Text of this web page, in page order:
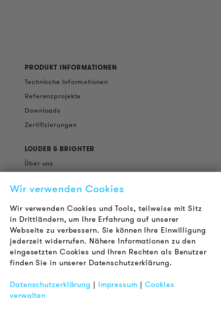
PRODUKT INFORMATIONEN
Technische Informationen
Referenzprojekte
Downloads
Zertifizierungen
LOUDER & BRIGHTER
Über uns
Karriere
Newsletter
RECHTLICHES
AGB
Datenschutz
FAQ
Wir verwenden Cookies
Wir verwenden Cookies und Tools, teilweise mit Sitz
in Drittländern, um Ihre Erfahrung auf unserer
Webseite zu verbessern. Sie können Ihre Einwilligung
jederzeit widerrufen. Nähere Informationen zu den
eingesetzten Cookies und Ihren Rechten als Benutzer
finden Sie in unserer Datenschutzerklärung.
Datenschutzerklärung | Impressum | Cookies
verwalten